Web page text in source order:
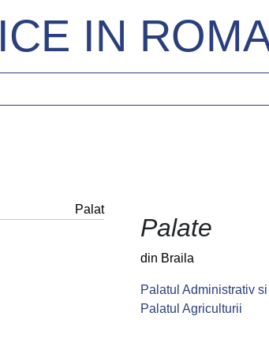
IN
Palat
Palate
din Braila
Palatul Administrativ
Palatul Agriculturii